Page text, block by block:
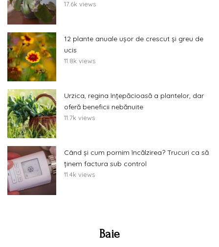
17.6k views
12 plante anuale ușor de crescut și greu de
ucis
11.8k views
Urzica, regina înțepăcioasă a plantelor, dar
oferă beneficii nebănuite
11.7k views
Când și cum pornim încălzirea? Trucuri ca să
ținem factura sub control
11.4k views
Baie